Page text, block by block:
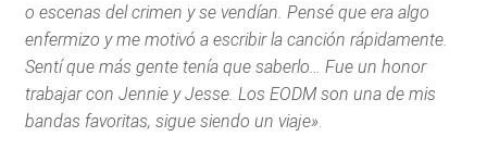
o escenas del crimen y se vendían. Pensé que era algo
enfermizo y me motivó a escribir la canción rápidamente.
Sentí que más gente tenía que saberlo… Fue un honor
trabajar con Jennie y Jesse. Los EODM son una de mis
bandas favoritas, sigue siendo un viaje».